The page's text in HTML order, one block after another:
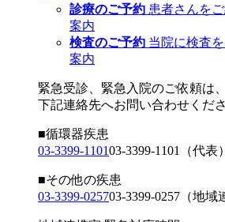
診療のご予約 患者さんを
案内
検査のご予約 当院に検査
案内
緊急受診、緊急入院のご依頼は、
下記連絡先へお問い合わせくださ
■循環器疾患
03-3399-110103-3399-1101 （代表）
■その他の疾患
03-3399-025703-3399-0257 （地域